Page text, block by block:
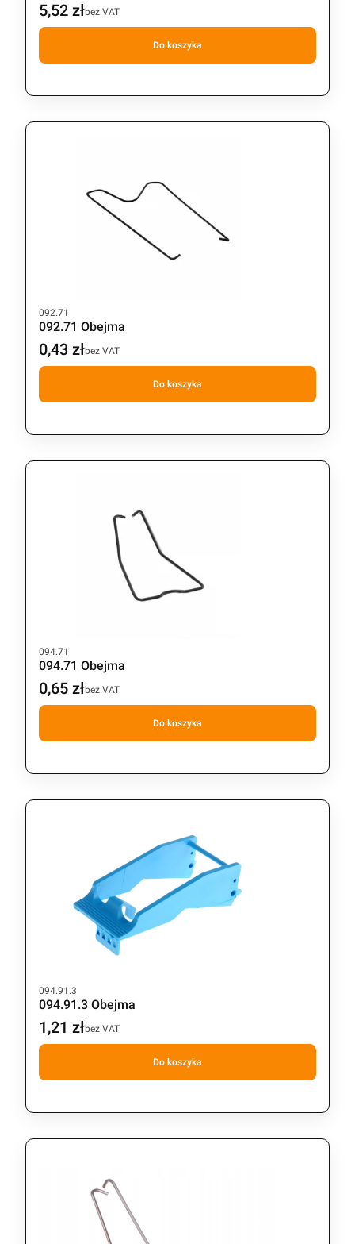
Cena
5,52 złbez VAT
Do koszyka
Kod produktu
092.71
092.71 Obejma
Cena
0,43 złbez VAT
Do koszyka
Kod produktu
094.71
094.71 Obejma
Cena
0,65 złbez VAT
Do koszyka
Kod produktu
094.91.3
094.91.3 Obejma
Cena
1,21 złbez VAT
Do koszyka